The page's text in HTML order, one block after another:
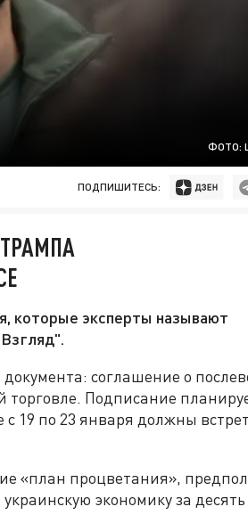
ФОТО:
ПОДПИШИТЕСЬ:
которые эксперты называют
соглашение о
торговле. Подписание
19 по 23 января должны
«план процветания»,
экономику за десять